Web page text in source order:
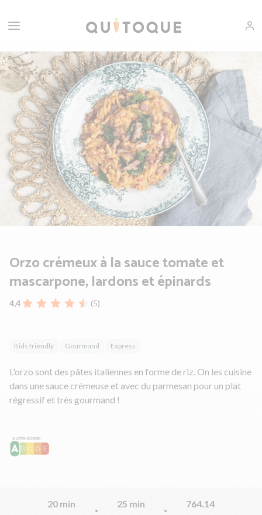
Orzo crémeux à la sauce tomate et
mascarpone, lardons et épinards
4,4 (5)
Kids friendly Gourmand Express
L'orzo sont des pâtes italiennes en forme de riz. On les cuisine
dans une sauce crémeuse et avec du parmesan pour un plat
régressif et très gourmand !
20 min
25 min
764.14